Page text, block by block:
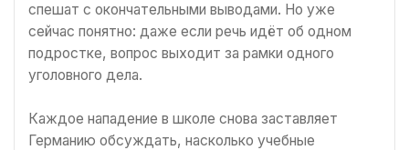
спешат с окончательными выводами. Но уже
сейчас понятно: даже если речь идёт об одном
подростке, вопрос выходит за рамки одного
уголовного дела.
Каждое нападение в школе снова заставляет
Германию обсуждать, насколько учебные